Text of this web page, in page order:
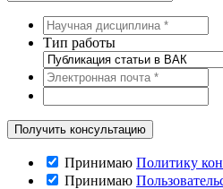
Тип работы
Принимаю Политику
Принимаю